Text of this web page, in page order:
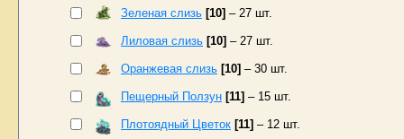
Зеленая cлизь [10] – 27 шт.
Лиловая cлизь [10] – 27 шт.
Оранжевая cлизь [10] – 30 шт.
Пещерный Ползун [11] – 15 шт.
Плoтоядный Цвeтoк [11] – 12 шт.